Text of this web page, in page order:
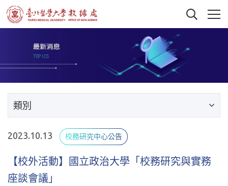
類別
2023.10.13 校務研究中心公告
【校外活動】國立政治大學「校務研究與實務
座談會議」